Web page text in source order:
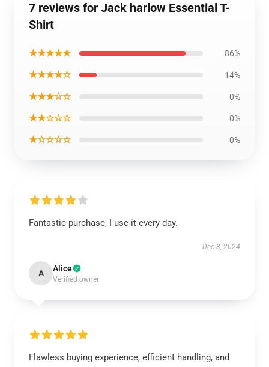
7 reviews for Jack harlow Essential T-
Shirt
★★★★★ 86%
★★★★☆ 14%
★★★☆☆ 0%
★★☆☆☆ 0%
★☆☆☆☆ 0%
Fantastic purchase, I use it every day.
Dec 8, 2024
A Alice
Verified owner
Flawless buying experience, efficient handling, and